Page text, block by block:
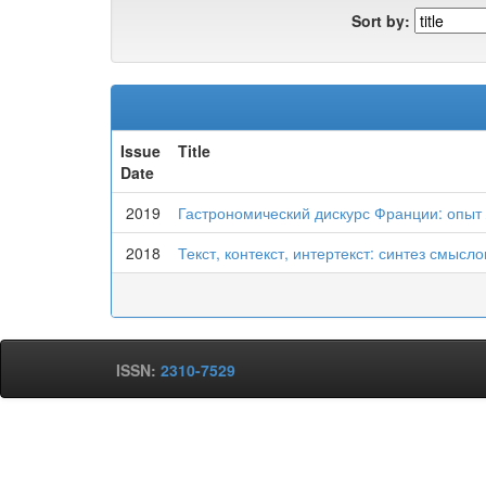
Sort by:
Issue
Date
Title
2019 Гастрономический дискурс Франции:
2018
Текст, контекст, интертекст: синтез
ISSN: 2310-7529